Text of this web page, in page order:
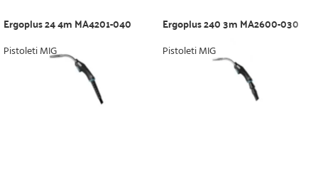
Ergoplus 24 4m MA4201-040
Pistoleti MIG
Ergoplus 240 3m MA2600-030
Pistoleti MIG